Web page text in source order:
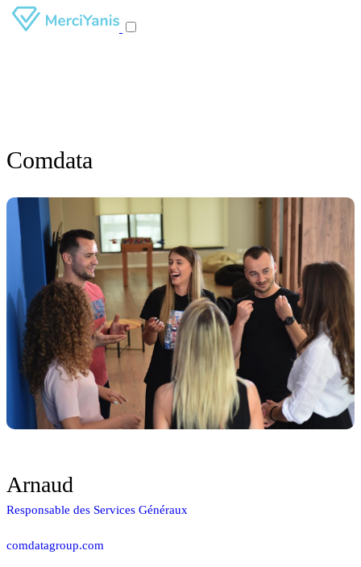
Comdata
Arnaud
Responsable des Services Généraux
comdatagroup.com